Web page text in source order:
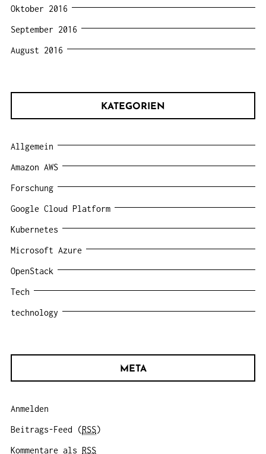
Oktober 2016
September 2016
August 2016
KATEGORIEN
Allgemein
Amazon AWS
Forschung
Google Cloud Platform
Kubernetes
Microsoft Azure
OpenStack
Tech
technology
META
Anmelden
Beitrags-Feed (RSS)
Kommentare als RSS